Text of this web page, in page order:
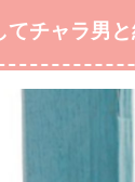
てチャラ男